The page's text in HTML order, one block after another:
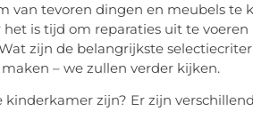
van tevoren dingen en meubels te
het is tijd om reparaties uit te
zijn de belangrijkste
– we zullen verder kijken.
zijn? Er zijn